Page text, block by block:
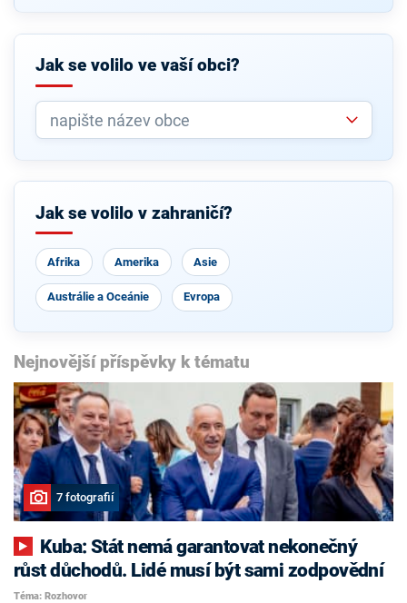
Jak se volilo ve vaší obci?
Jak se volilo v zahraničí?
Afrika Amerika Asie
Austrálie a Oceánie Evropa
Nejnovější příspěvky k tématu
7 fotografií
růst důchodů. Lidé musí být sami zodpovědní
Téma: Rozhovor